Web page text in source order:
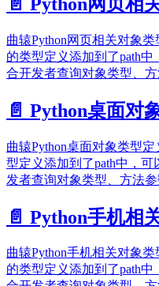
曲辕Python网页相关对象
的类型定义添加到了path
合开发者查询对象类型、方
📄️ Python桌面对
曲辕Python桌面对象类型
型定义添加到了path中，
发者查询对象类型、方法参
📄️ Python手机相
曲辕Python手机相关对象
的类型定义添加到了path